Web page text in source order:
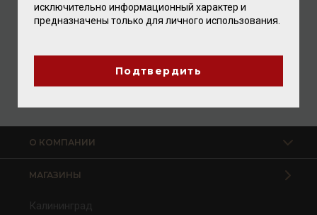
Bava Libera Barbera d'Asti DOCG 2018 13,5% 0,75л
О КОМПАНИИ
МАГАЗИНЫ
Калининград
исключительно информационный характер и
предназначены только для личного использования.
Подтвердить